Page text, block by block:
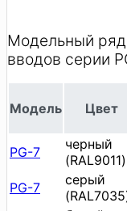
Модельный ряд
вводов серии
Модель Цвет
PG-7
черный
(RAL9011)
PG-7
серый